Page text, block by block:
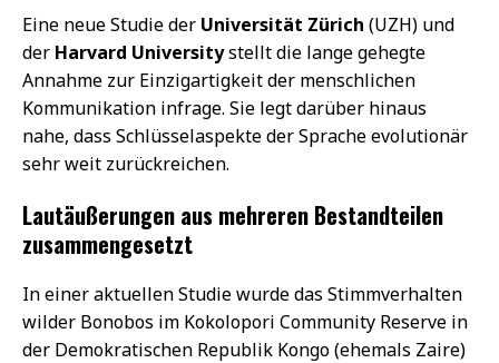
Eine neue Studie der Universität Zürich (UZH) und
der Harvard Universitystellt die lange gehegte
Annahme zur Einzigartigkeit der menschlichen
Kommunikation infrage. Sie legt darüber hinaus
nahe, dass Schlüsselaspekte der Sprache evolutionär
sehr weit zurückreichen.
Lautäußerungen aus mehreren Bestandteilen
zusammengesetzt
In einer aktuellen Studie wurde das Stimmverhalten
wilder Bonobos im Kokolopori Community Reserve in
der Demokratischen Republik Kongo (ehemals Zaire)